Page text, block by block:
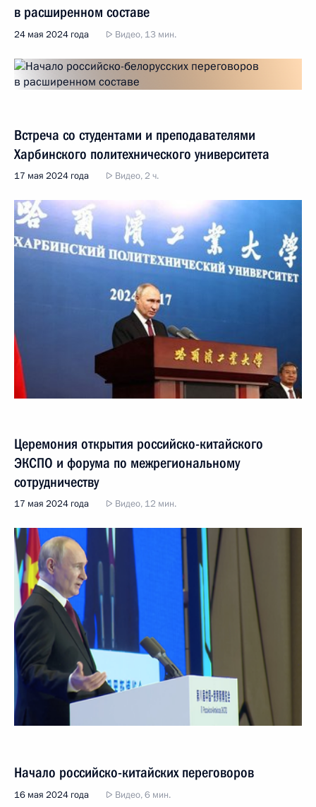
в расширенном составе
24 мая 2024 года Видео, 13 мин.
Встреча со студентами и преподавателями
Харбинского политехнического университета
17 мая 2024 года Видео, 2 ч.
Церемония открытия российско-китайского
ЭКСПО и форума по межрегиональному
сотрудничеству
17 мая 2024 года Видео, 12 мин.
Начало российско-китайских переговоров
16 мая 2024 года Видео, 6 мин.